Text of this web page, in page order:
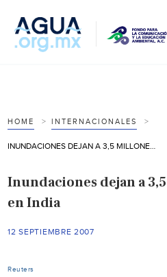
HOME INTERNACIONALES
Inundaciones dejan a
en India
12 SEPTIEMBRE 2007
Reuters